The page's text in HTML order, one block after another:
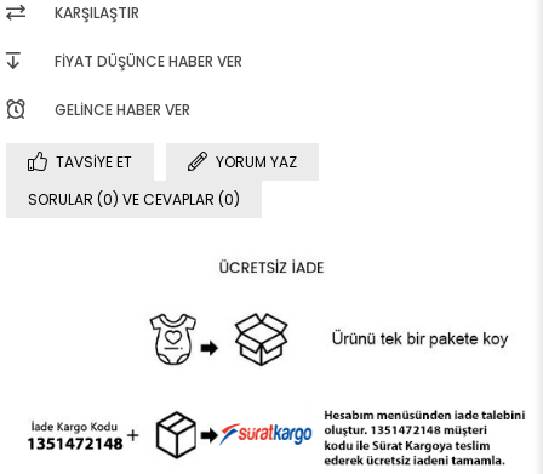
KARŞILAŞTIR
FIYAT DÜŞÜNCE HABER VER
GELINCE HABER VER
TAVSIYE ET
YORUM YAZ
SORULAR (0) VE CEVAPLAR (0)